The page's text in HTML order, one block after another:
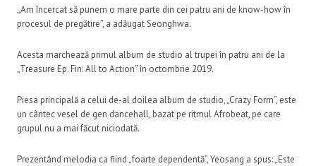
„Am încercat să punem o mare parte din cei patru ani de know-how în
procesul de pregătire”, a adăugat Seonghwa.
Acesta marchează primul album de studio al trupei în patru ani de la
„Treasure Ep. Fin: All to Action” în octombrie 2019.
Piesa principală a celui de-al doilea album de studio, „Crazy Form”, este
un cântec vesel de gen dancehall, bazat pe ritmul Afrobeat, pe care
grupul nu a mai făcut niciodată.
Prezentând melodia ca fiind „foarte dependentă”, Yeosang a spus: „Este